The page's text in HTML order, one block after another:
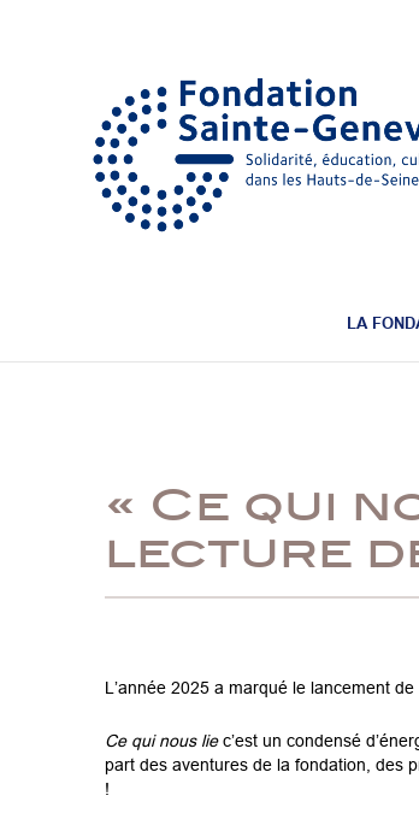
LA
« Ce qui
lecture
L’année 2025 a marqué le lancement
Ce qui nous liec’est un condensé
part des aventures de la fondation, des
!